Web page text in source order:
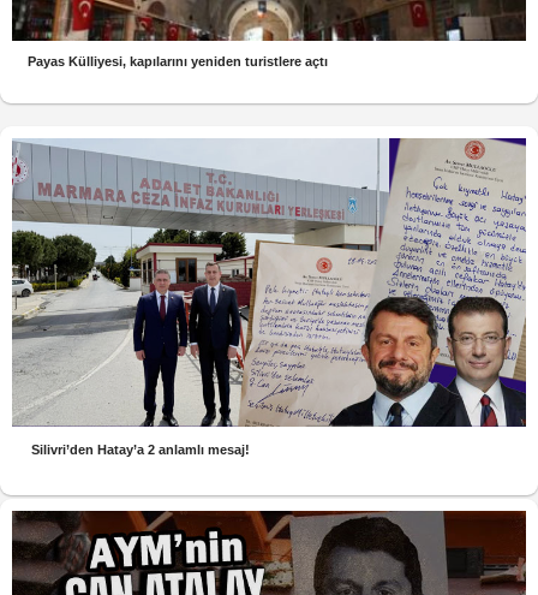
Payas Külliyesi, kapılarını yeniden turistlere açtı
Silivri’den Hatay’a 2 anlamlı mesaj!